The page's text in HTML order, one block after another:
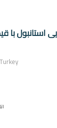
استانبول